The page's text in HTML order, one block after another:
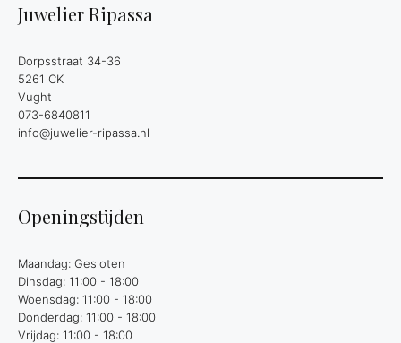
Juwelier Ripassa
Dorpsstraat 34-36
5261 CK
Vught
073-6840811
info@juwelier-ripassa.nl
Openingstijden
Maandag: Gesloten
Dinsdag: 11:00 - 18:00
Woensdag: 11:00 - 18:00
Donderdag: 11:00 - 18:00
Vrijdag: 11:00 - 18:00